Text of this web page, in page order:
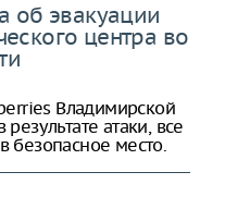
об эвакуации
центра во
Владимирской
атаки, все
безопасное место.